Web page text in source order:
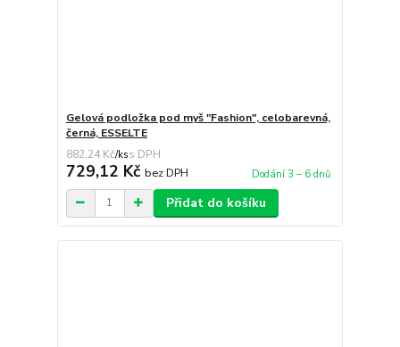
Gelová podložka pod myš "Fashion", celobarevná,
černá, ESSELTE
882,24 Kč/ks
729,12 Kč bez DPH Dodání 3 – 6 dnů
Přidat do košíku